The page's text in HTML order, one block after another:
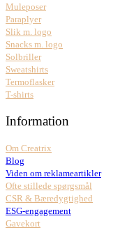
Muleposer
Paraplyer
Slik m. logo
Snacks m. logo
Solbriller
Sweatshirts
Termoflasker
T-shirts
Information
Om Creatrix
Blog
Viden om reklameartikler
Ofte stillede spørgsmål
CSR & Bæredygtighed
ESG-engagement
Gavekort